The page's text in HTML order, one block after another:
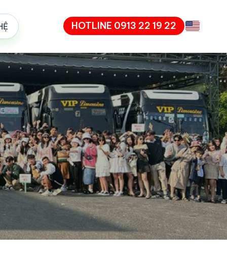
HOTLINE 0913 22 19 22